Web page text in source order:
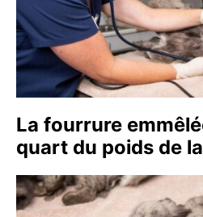
La fourrure
quart du poids de